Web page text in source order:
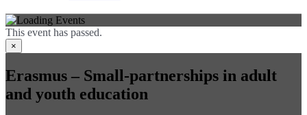
This event has passed.
×
Erasmus – Small-partnerships in adult
and youth education